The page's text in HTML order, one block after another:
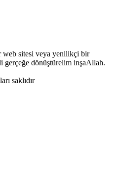
web sitesi veya yenilikçi bir
gerçeğe dönüştürelim inşaAllah.
saklıdır